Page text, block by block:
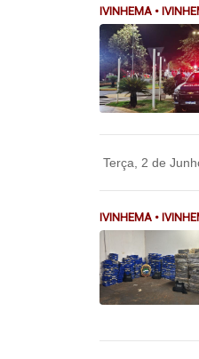
IVINHEMA •
Terça, 2 de
IVINHEMA •